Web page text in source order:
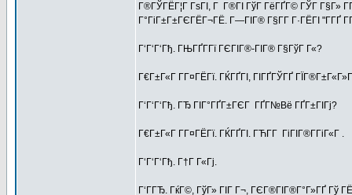
Г®ГЎГЁГ¦Г ГѕГІ, Г Г®ГІ ГўГ ГёГҐГ© ГЎГ Г§Г»
Г°ГіГ±Г±ГЄГЁГ¬ГЁ. Г—ГІГ® Г§Г­Г Г·ГЁГІ "Г­ГҐ
Г‘Г‘Г‘Гђ. ГЊГҐГ­Гї ГЄГІГ®-ГІГ® Г§ГўГ Г«?
Г€Г±Г«Г Г­Г¤ГЁГї. ГЌГҐГІ, ГІГҐГЎГҐ
Г‘Г‘Г‘Гђ. ГЂ ГІГ°ГҐГ±ГЄГ ГҐГ№Вё ГҐГ±ГІГј?
Г€Г±Г«Г Г­Г¤ГЁГї. ГЌГҐГІ. ГЋГ­Г ГіГІГ®Г­ГіГ«Г .
Г‘Г‘Г‘Гђ. Г†Г Г«Гј.
Г‘ГГЂ. ГќГ©, ГўГ» ГІГ Г¬, ГЄГ®ГІГ®Г°Г»ГҐ